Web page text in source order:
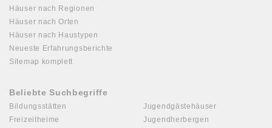
Häuser nach Regionen
Häuser nach Orten
Häuser nach Haustypen
Neueste Erfahrungsberichte
Sitemap komplett
Beliebte Suchbegriffe
Bildungsstätten
Freizeitheime
Jugendgästehäuser
Jugendherbergen